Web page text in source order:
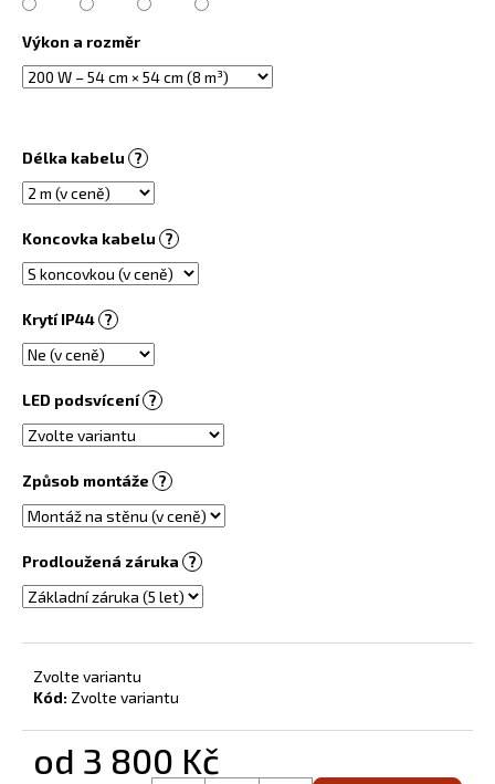
Výkon a rozměr
Délka kabelu ?
Koncovka kabelu ?
Krytí IP44 ?
LED podsvícení ?
Způsob montáže ?
Prodloužená záruka ?
Zvolte variantu
Kód: Zvolte variantu
od 3 800 Kč
o
r
u
e
e
INFRASVĚTLO
5
480